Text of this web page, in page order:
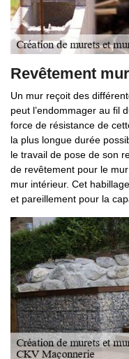
Revêtement
Un mur reçoit des
peut l’endommager au fil
force de résistance de
la plus longue durée
le travail de pose de son
de revêtement pour le
mur intérieur. Cet
et pareillement pour la